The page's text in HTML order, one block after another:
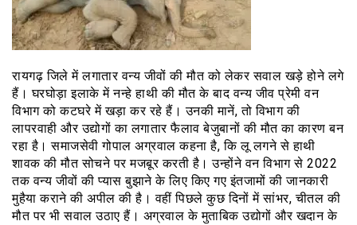
रायगढ़ जिले में लगातार वन्य जीवों की मौत को लेकर सवाल खड़े होने लगे
हैं। घरघोड़ा इलाके में नन्हे हाथी की मौत के बाद वन्य जीव प्रेमी वन
विभाग को कटघरे में खड़ा कर रहे हैं। उनकी मानें, तो विभाग की
लापरवाही और उद्योगों का लगातार फैलाव बेजुबानों की मौत का कारण बन
रहा है। समाजसेवी गोपाल अग्रवाल कहना है, कि लू लगने से हाथी
शावक की मौत सोचने पर मजबूर करती है। उन्होंने वन विभाग से 2022
तक वन्य जीवों की प्यास बुझाने के लिए किए गए इंतजामों की जानकारी
मुहैया कराने की अपील की है। वहीं पिछले कुछ दिनों में सांभर, चीतल की
मौत पर भी सवाल उठाए हैं। अग्रवाल के मुताबिक उद्योगों और खदान के